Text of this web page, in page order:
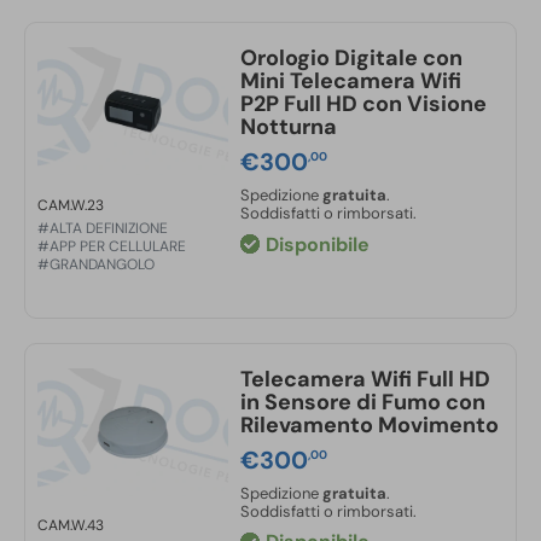
CAM.W.23
#ALTA DEFINIZIONE
#APP PER CELLULARE
#GRANDANGOLO
Orologio Digitale con
Mini Telecamera Wifi
P2P Full HD con Visione
Notturna
€300,00
Spedizione gratuita.
Soddisfatti o rimborsati.
Disponibile
CAM.W.43
Telecamera Wifi Full HD
in Sensore di Fumo con
Rilevamento Movimento
€300,00
Spedizione gratuita.
Soddisfatti o rimborsati.